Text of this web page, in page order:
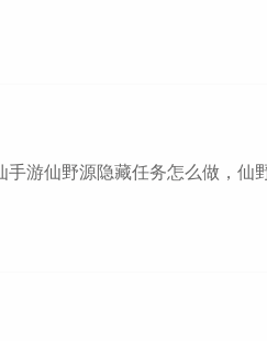
手游仙野源隐藏任务怎么做，仙